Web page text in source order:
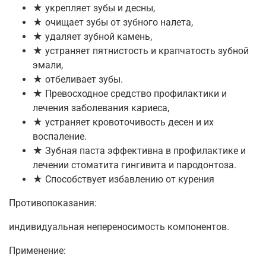
★ укрепляет зубы и десны,
★ очищает зубы от зубного налета,
★ удаляет зубной камень,
★ устраняет пятнистость и крапчатость зубной
эмали,
★ отбеливает зубы.
★ Превосходное средство профилактики и
лечения заболевания кариеса,
★ устраняет кровоточивость десен и их
воспаление.
★ Зубная паста эффективна в профилактике и
лечении стоматита гингивита и пародонтоза.
★ Способствует избавлению от курения
Противопоказания:
индивидуальная непереносимость компонентов.
Применение: